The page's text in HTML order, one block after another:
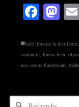
café librairie la distillerie,
contamin, lorena felei,
nos coeurs flamboient,
Rechercher :